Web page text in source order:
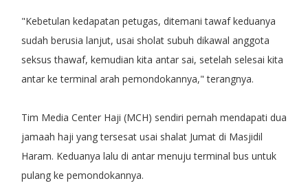
"Kebetulan kedapatan petugas, ditemani tawaf keduanya
sudah berusia lanjut, usai sholat subuh dikawal anggota
seksus thawaf, kemudian kita antar sai, setelah selesai kita
antar ke terminal arah pemondokannya," terangnya.
Tim Media Center Haji (MCH) sendiri pernah mendapati dua
jamaah haji yang tersesat usai shalat Jumat di Masjidil
Haram. Keduanya lalu di antar menuju terminal bus untuk
pulang ke pemondokannya.